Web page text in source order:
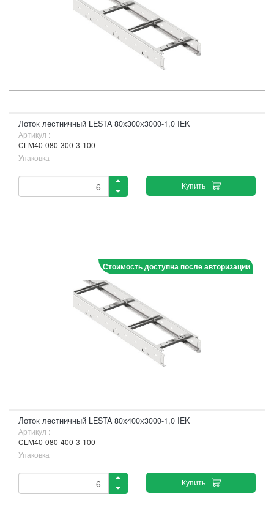
Лоток лестничный LESTA 80х300х3000-1,0 IEK
Артикул :
CLM40-080-300-3-100
Упаковка
Купить
Стоимость доступна после авторизации
Лоток лестничный LESTA 80х400х3000-1,0 IEK
Артикул :
CLM40-080-400-3-100
Упаковка
Купить